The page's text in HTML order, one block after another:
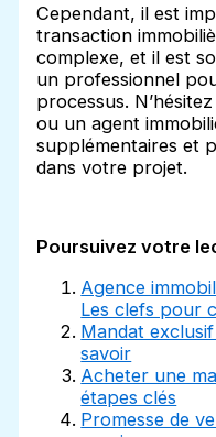
Cependant, il est
transaction
complexe, et il est
un professionnel
processus.
ou un agent
supplémentaires et
dans votre projet.
Poursuivez votre
Agence
Les clefs pour
Mandat
savoir
Acheter une
étapes clés
Promesse de